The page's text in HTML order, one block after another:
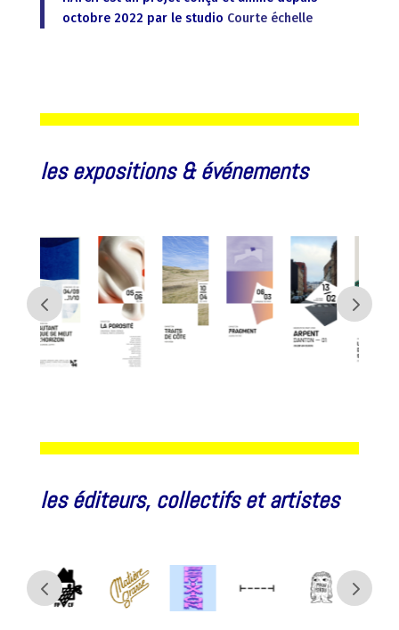
octobre 2022 par le studio Courte échelle
les expositions & événements
les éditeurs, collectifs et artistes